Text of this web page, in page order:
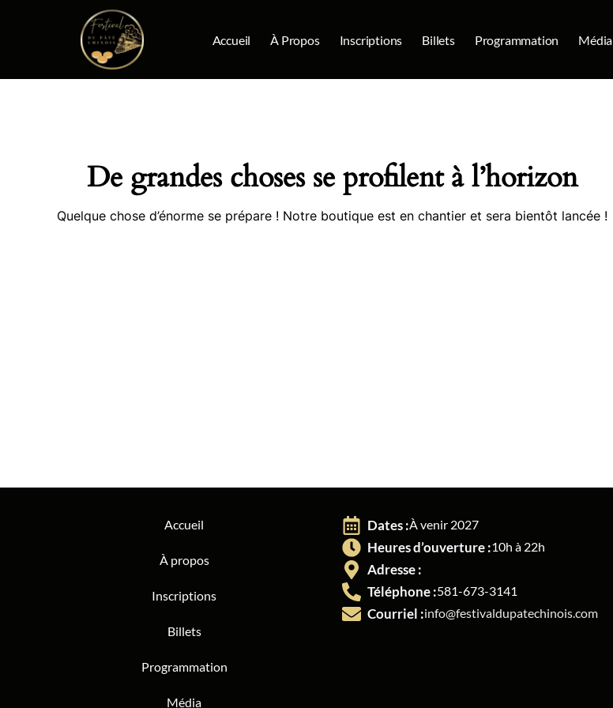
Accueil À Propos Inscriptions Billets Programmation Média
De grandes choses se profilent à l’horizon
Quelque chose d’énorme se prépare ! Notre boutique est en chantier et sera bientôt lancée !
Accueil
À propos
Inscriptions
Billets
Programmation
Média
Dates :À venir 2027
Heures d’ouverture :10h à 22h
Adresse :
Téléphone :581-673-3141
Courriel :info@festivaldupatechinois.com